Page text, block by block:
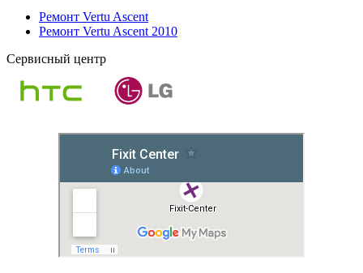
Ремонт Vertu Ascent
Ремонт Vertu Ascent 2010
Сервисный центр